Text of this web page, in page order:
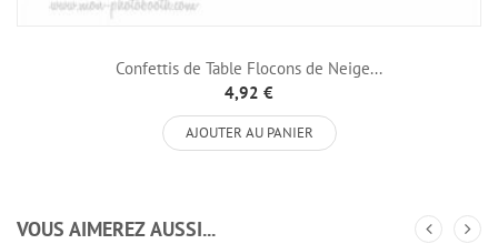
Confettis de Table Flocons de Neige...
4,92 €
AJOUTER AU PANIER
VOUS AIMEREZ AUSSI...